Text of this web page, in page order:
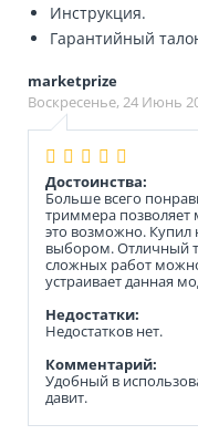
Инструкция.
Гарантийный
marketprize
Воскресенье, 24 Июнь
Достоинства:
Больше всего
триммера позволяет
это возможно. Купил
выбором. Отличный
сложных работ
устраивает данная
Недостатки:
Недостатков нет.
Комментарий:
Удобный в
давит.